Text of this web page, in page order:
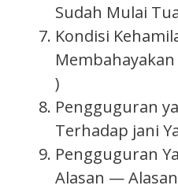
Sudah Mulai
Kondisi
Membahayakan
)
Pengguguran
Terhadap jani
Pengguguran
Alasan —